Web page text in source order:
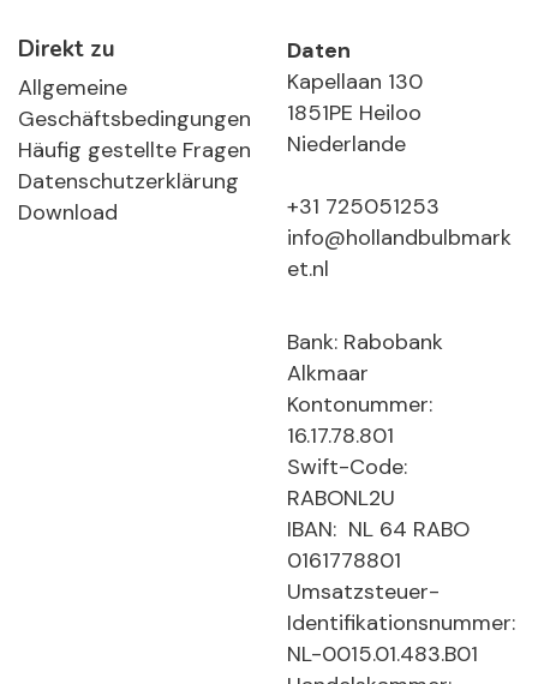
Direkt zu
Allgemeine
Geschäftsbedingungen
Häufig gestellte Fragen
Datenschutzerklärung
Download
Daten
Kapellaan 130
1851PE Heiloo
Niederlande
+31 725051253
info@hollandbulbmark
et.nl
Bank: Rabobank
Alkmaar
Kontonummer:
16.17.78.801
Swift-Code:
RABONL2U
IBAN: NL 64 RABO
0161778801
Umsatzsteuer-
Identifikationsnummer:
NL-0015.01.483.B01